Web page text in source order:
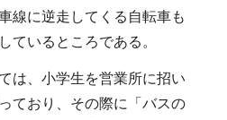
線に逆走してくる自転車も
ているところである。
は、小学生を営業所に招い
ており、その際に「バスの